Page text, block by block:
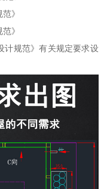
》
》
计规范》有关规定要求设